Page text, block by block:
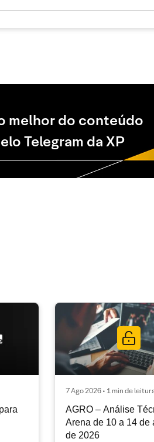
melhor do conteúdo
Telegram da XP
7 Ago 2026 • 1 min de
AGRO – Análise
Arena de 10 a 14 de
de 2026